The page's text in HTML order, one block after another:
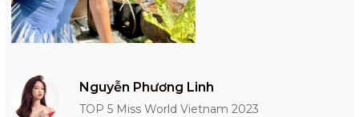
Nguyễn Phương Linh
TOP 5 Miss World Vietnam 2023